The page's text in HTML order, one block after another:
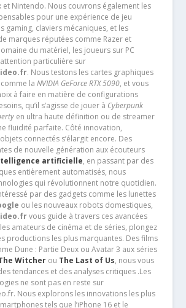
Nintendo. Nous couvrons également les
pour une expérience de jeu
gaming, claviers mécaniques, et les
marques réputées comme Razer et
du matériel, les joueurs sur PC
particulière sur
. Nous testons les cartes graphiques
la NVIDIA GeForce RTX 5090, et vous
à faire en matière de configurations
qu’il s’agisse de jouer à Cyberpunk
en ultra haute définition ou de streamer
fluidité parfaite. Côté innovation,
connectés s’élargit encore. Des
de nouvelle génération aux écouteurs
artificielle, en passant par des
entièrement automatisés, nous
qui révolutionnent notre quotidien.
par des gadgets comme les lunettes
ou les nouveaux robots domestiques,
vous guide à travers ces avancées
amateurs de cinéma et de séries, plongez
productions les plus marquantes. Des films
Dune : Partie Deux ou Avatar 3 aux séries
Witcherou The Last of Us, nous vous
tendances et des analyses critiques .Les
ne sont pas en reste sur
Nous explorons les innovations les plus
tels que l’iPhone 16 et le